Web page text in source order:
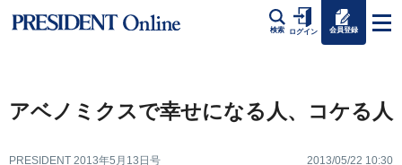
検索 ログイン 会員登録
アベノミクスで幸せになる人、コケる人
PRESIDENT 2013年5月13日号 2013/05/22 10:30